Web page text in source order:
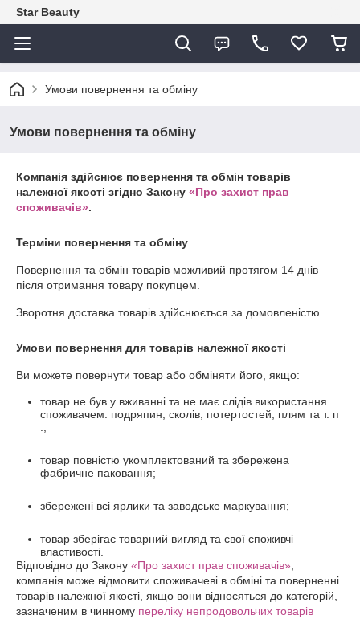
Star Beauty
Умови повернення та обміну
Умови повернення та обміну
Компанія здійснює повернення та обмін товарів
належної якості згідно Закону «Про захист прав
споживачів».
Терміни повернення та обміну
Повернення та обмін товарів можливий протягом 14 днів
після отримання товару покупцем.
Зворотня доставка товарів здійснюється за домовленістю
Умови повернення для товарів належної якості
Ви можете повернути товар або обміняти його, якщо:
товар не був у вживанні та не має слідів використання
споживачем: подряпин, сколів, потертостей, плям та т. п
.;
товар повністю укомплектований та збережена
фабричне паковання;
збережені всі ярлики та заводське маркування;
товар зберігає товарний вигляд та свої споживчі
властивості.
Відповідно до Закону «Про захист прав споживачів»
компанія може відмовити споживачеві в обміні та поверненні
товарів належної якості, якщо вони відносяться до категорій,
зазначеним в чинному переліку непродовольчих товарів